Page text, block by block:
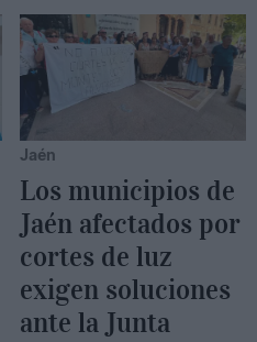
Jaén
Los municipios de
Jaén afectados por
cortes de luz
exigen soluciones
ante la Junta